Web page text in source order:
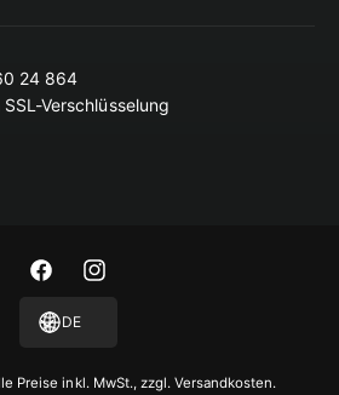
24 864
Verschlüsselung
Preise inkl. MwSt., zzgl. Versandkosten.
F
I
n
DE